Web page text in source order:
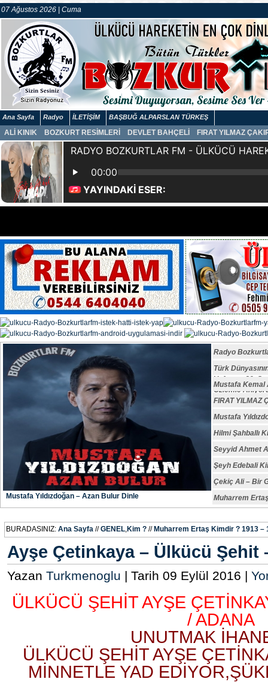
07 Ağustos 2026 | Cuma
Ana Sayfa Radyo İLETİŞİM BAŞBUĞ ALPARSLAN TÜRKEŞ
ALİ KINIK BOZKURT RESİMLERİ DEVLET BAHÇELİ FIRAT YILMAZ
Mustafa Yıldızdoğan – Azan Bulur Dinle
Radyo
Türk
Vefatının 29.
Özlemle
Mustafa Kemal
FIRAT YILMAZ
Mustafa
Hilmi Şahballı
Seyyid Ahmet
Şeyh Edebali
Çekiç Ali – Bir
Muharrem
BURADASINIZ: Ana Sayfa //GENEL,Kim ? // Muharrem Ertaş Kimdir ? 1913 –
Ayşe Çetinkaya – Ülkücü Şehit
Yazan Turkmenoglu | Tarih 09 Eylül 2016 |
ÜLKÜCÜ ŞEHİT AYŞE
/ ADANA
UNUTMAK
ÜLKÜCÜ ŞEHİT AYŞE
MİNNETLE YAD